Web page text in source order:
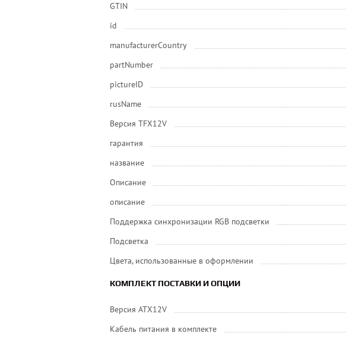
GTIN
id
manufacturerCountry
partNumber
pictureID
rusName
Версия TFX12V
гарантия
название
Описание
описание
Поддержка синхронизации RGB подсветки
Подсветка
Цвета, использованные в оформлении
КОМПЛЕКТ ПОСТАВКИ И ОПЦИИ
Версия ATX12V
Кабель питания в комплекте